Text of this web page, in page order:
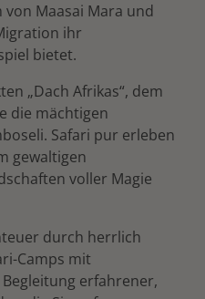
Maasai Mara und
ihr
bietet.
„Dach Afrikas“, dem
die mächtigen
Safari pur erleben
gewaltigen
voller Magie
durch herrlich
Camps mit
erfahrener,